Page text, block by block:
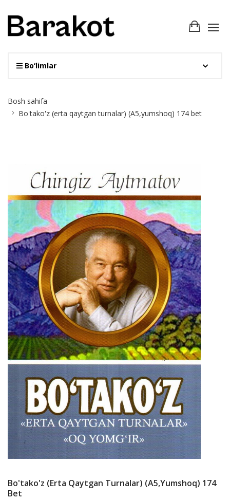
Bo‘limlar
Breadcrumb
Bosh sahifa
Bo'tako'z (erta qaytgan turnalar) (A5,yumshoq) 174 bet
Bo'tako'z (erta Qaytgan Turnalar) (A5,yumshoq) 174
Bet